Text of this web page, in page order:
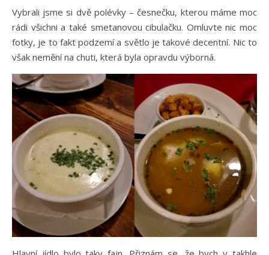
Vybrali jsme si dvě polévky – česnečku, kterou máme moc
rádi všichni a také smetanovou cibulačku. Omluvte nic moc
fotky, je to fakt podzemí a světlo je takové decentní. Nic to
však nemění na chuti, která byla opravdu výborná.